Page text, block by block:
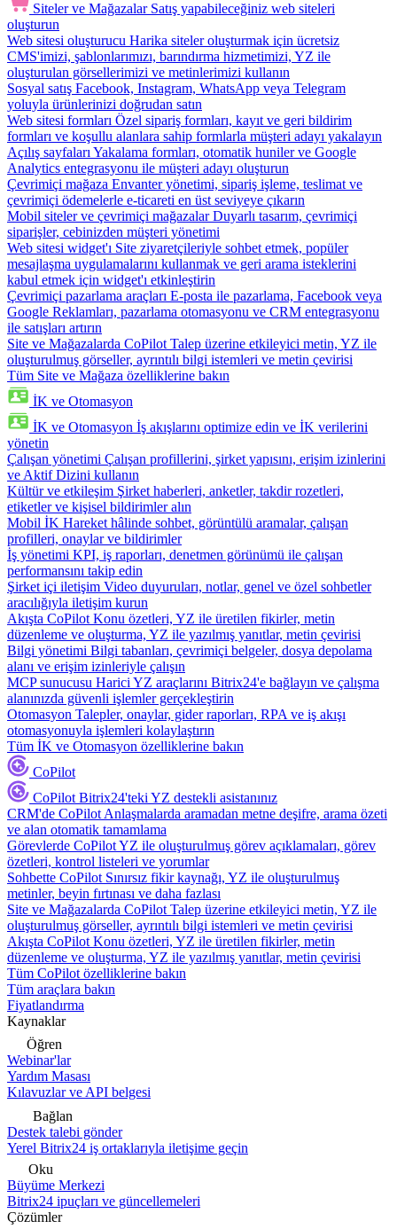
Siteler ve Mağazalar Satış yapabileceğiniz web siteleri
oluşturun
Web sitesi oluşturucu Harika siteler oluşturmak için ücretsiz
CMS'imizi, şablonlarımızı, barındırma hizmetimizi, YZ ile
oluşturulan görsellerimizi ve metinlerimizi kullanın
Sosyal satış Facebook, Instagram, WhatsApp veya Telegram
yoluyla ürünlerinizi doğrudan satın
Web sitesi formları Özel sipariş formları, kayıt ve geri bildirim
formları ve koşullu alanlara sahip formlarla müşteri adayı yakalayın
Açılış sayfaları Yakalama formları, otomatik huniler ve Google
Analytics entegrasyonu ile müşteri adayı oluşturun
Çevrimiçi mağaza Envanter yönetimi, sipariş işleme, teslimat ve
çevrimiçi ödemelerle e-ticareti en üst seviyeye çıkarın
Mobil siteler ve çevrimiçi mağazalar Duyarlı tasarım, çevrimiçi
siparişler, cebinizden müşteri yönetimi
Web sitesi widget'ı Site ziyaretçileriyle sohbet etmek, popüler
mesajlaşma uygulamalarını kullanmak ve geri arama isteklerini
kabul etmek için widget'ı etkinleştirin
Çevrimiçi pazarlama araçları E-posta ile pazarlama, Facebook veya
Google Reklamları, pazarlama otomasyonu ve CRM entegrasyonu
ile satışları artırın
Site ve Mağazalarda CoPilot Talep üzerine etkileyici metin, YZ ile
oluşturulmuş görseller, ayrıntılı bilgi istemleri ve metin çevirisi
Tüm Site ve Mağaza özelliklerine bakın
İK ve Otomasyon
İK ve Otomasyon İş akışlarını optimize edin ve İK verilerini
yönetin
Çalışan yönetimi Çalışan profillerini, şirket yapısını, erişim izinlerini
ve Aktif Dizini kullanın
Kültür ve etkileşim Şirket haberleri, anketler, takdir rozetleri,
etiketler ve kişisel bildirimler alın
Mobil İK Hareket hâlinde sohbet, görüntülü aramalar, çalışan
profilleri, onaylar ve bildirimler
İş yönetimi KPI, iş raporları, denetmen görünümü ile çalışan
performansını takip edin
Şirket içi iletişim Video duyuruları, notlar, genel ve özel sohbetler
aracılığıyla iletişim kurun
Akışta CoPilot Konu özetleri, YZ ile üretilen fikirler, metin
düzenleme ve oluşturma, YZ ile yazılmış yanıtlar, metin çevirisi
Bilgi yönetimi Bilgi tabanları, çevrimiçi belgeler, dosya depolama
alanı ve erişim izinleriyle çalışın
MCP sunucusu Harici YZ araçlarını Bitrix24'e bağlayın ve çalışma
alanınızda güvenli işlemler gerçekleştirin
Otomasyon Talepler, onaylar, gider raporları, RPA ve iş akışı
otomasyonuyla işlemleri kolaylaştırın
Tüm İK ve Otomasyon özelliklerine bakın
CoPilot
CoPilot Bitrix24'teki YZ destekli asistanınız
CRM'de CoPilot Anlaşmalarda aramadan metne deşifre, arama özeti
ve alan otomatik tamamlama
Görevlerde CoPilotYZ ile oluşturulmuş görev açıklamaları, görev
özetleri, kontrol listeleri ve yorumlar
Sohbette CoPilot Sınırsız fikir kaynağı, YZ ile oluşturulmuş
metinler, beyin fırtınası ve daha fazlası
Site ve Mağazalarda CoPilot Talep üzerine etkileyici metin, YZ ile
oluşturulmuş görseller, ayrıntılı bilgi istemleri ve metin çevirisi
Akışta CoPilot Konu özetleri, YZ ile üretilen fikirler, metin
düzenleme ve oluşturma, YZ ile yazılmış yanıtlar, metin çevirisi
Tüm CoPilot özelliklerine bakın
Tüm araçlara bakın
Fiyatlandırma
Kaynaklar
Öğren
Webinar'lar
Yardım Masası
Kılavuzlar ve API belgesi
Bağlan
Destek talebi gönder
Yerel Bitrix24 iş ortaklarıyla iletişime geçin
Oku
Büyüme Merkezi
Bitrix24 ipuçları ve güncellemeleri
Çözümler